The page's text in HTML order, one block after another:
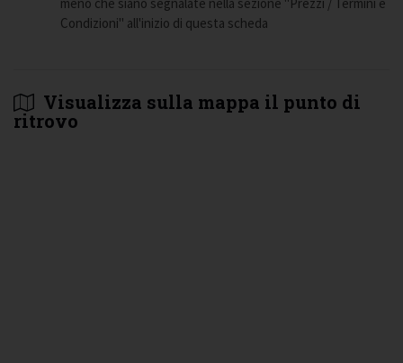
Condizioni" all'inizio di questa scheda
Visualizza sulla mappa il punto di
ritrovo